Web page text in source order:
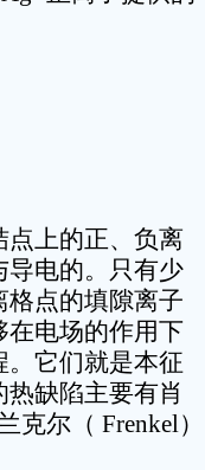
上的正、负离
导电的。只有少
点的填隙离子
在电场的作用下
它们就是本征
缺陷主要有肖
克尔（ Frenkel）